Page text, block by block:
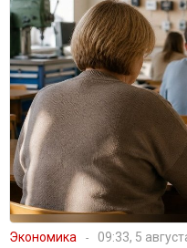
Экономика 09:33, 5